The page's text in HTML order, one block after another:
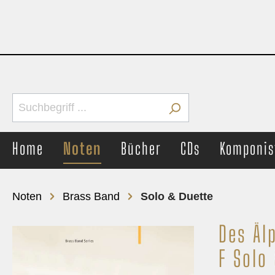
Home Noten Bücher CDs
Noten Brass Band Solo & Duette
Des
F Solo